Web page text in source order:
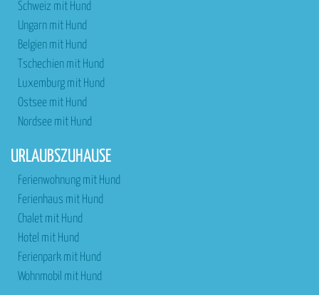
Schweiz mit Hund
Ungarn mit Hund
Belgien mit Hund
Tschechien mit Hund
Luxemburg mit Hund
Ostsee mit Hund
Nordsee mit Hund
URLAUBSZUHAUSE
Ferienwohnung mit Hund
Ferienhaus mit Hund
Chalet mit Hund
Hotel mit Hund
Ferienpark mit Hund
Wohnmobil mit Hund